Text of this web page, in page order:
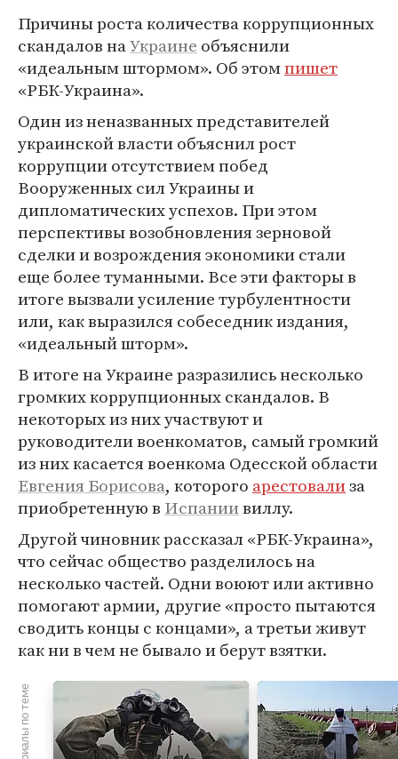
Причины роста количества коррупционных
скандалов наУкраине объяснили
«идеальным штормом». Об этомпишет
«РБК-Украина».
Один из неназванных представителей
украинской власти объяснил рост
коррупции отсутствием побед
Вооруженных сил Украины и
дипломатических успехов. При этом
перспективы возобновления зерновой
сделки и возрождения экономики стали
еще более туманными. Все эти факторы в
итоге вызвали усиление турбулентности
или, как выразился собеседник издания,
«идеальный шторм».
В итоге на Украине разразились несколько
громких коррупционных скандалов. В
некоторых из них участвуют и
руководители военкоматов, самый громкий
из них касается военкома Одесской области
Евгения Борисова, которого арестовализа
приобретенную в Испаниивиллу.
Другой чиновник рассказал «РБК-Украина»,
что сейчас общество разделилось на
несколько частей. Одни воюют или активно
помогают армии, другие «просто пытаются
сводить концы с концами», а третьи живут
как ни в чем не бывало и берут взятки.
Материалы по теме